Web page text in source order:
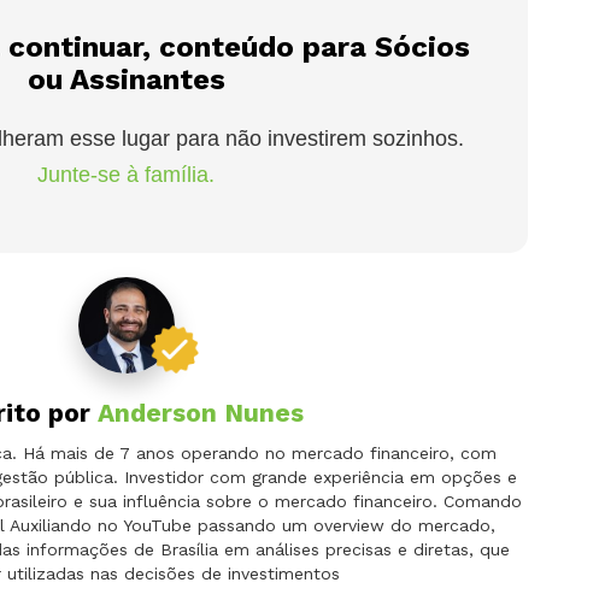
continuar, conteúdo para Sócios
ou Assinantes
esse lugar para não investirem sozinhos.
Junte-se à família.
por Anderson Nunes
Há mais de 7 anos operando no mercado financeiro, com
pública. Investidor com grande experiência em opções e
e sua influência sobre o mercado financeiro. Comando
no YouTube passando um overview do mercado,
informações de Brasília em análises precisas e diretas, que
utilizadas nas decisões de investimentos